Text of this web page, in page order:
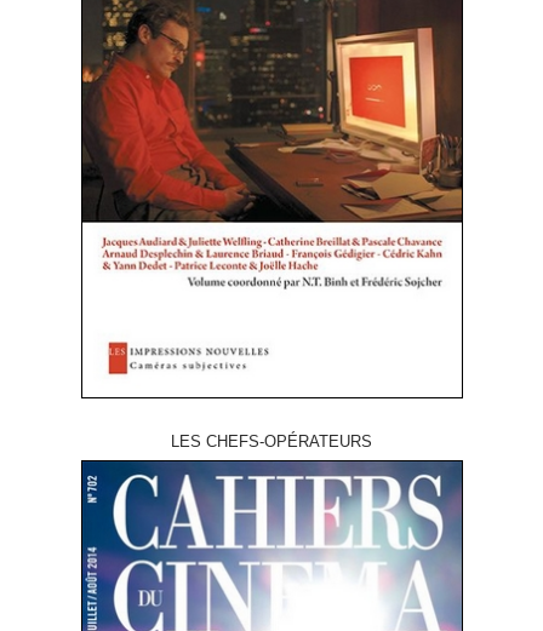
LES CHEFS-OPÉRATEURS